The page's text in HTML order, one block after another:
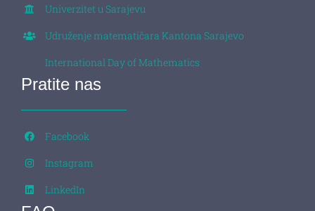
Univerzitet u Sarajevu
Udruženje matematičara Kantona Sarajevo
International Day of Mathematics
Pratite nas
Facebook
Instagram
LinkedIn